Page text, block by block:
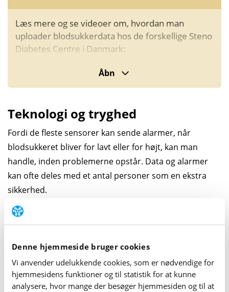
Denne hjemmeside bruger cookies
Vi anvender udelukkende cookies, som er nødvendige for
hjemme­sidens funktioner og til statistik for at kunne
analysere, hvor mange der besøger hjemme­siden og til at
Åbn
Læs mere og se videoer om, hvordan man
uploader blodsukkerdata hos de forskellige Steno
Diabetes Centre i Danmark:
Upload af data hos Steno Diabetes Center
Copenhagen
Upload af data hos Steno Diabetes Center
Odense
Upload af data hos Steno Diabetes Center
Nordjylland
Teknologi og tryghed
Fordi de fleste sensorer kan sende alarmer, når
blodsukkeret bliver for lavt eller for højt, kan man
handle, inden problemerne opstår. Data og alarmer
kan ofte deles med et antal personer som en ekstra
sikkerhed.
Man bør dog stadig være opmærksom på, om man har
symptomer på lavt blodsukker. Oplever man
blodsukkerapparat og reagere – også selvom sensoren
ikke har aktiveret alarmen.